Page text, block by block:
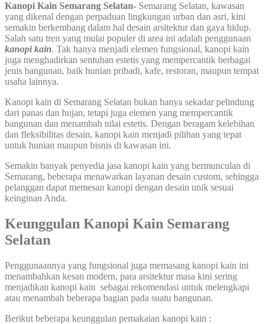
Kanopi Kain Semarang Selatan- Semarang Selatan, kawasan
yang dikenal dengan perpaduan lingkungan urban dan asri, kini
semakin berkembang dalam hal desain arsitektur dan gaya hidup.
Salah satu tren yang mulai populer di area ini adalah penggunaan
kanopi kain. Tak hanya menjadi elemen fungsional, kanopi kain
juga menghadirkan sentuhan estetis yang mempercantik berbagai
jenis bangunan, baik hunian pribadi, kafe, restoran, maupun tempat
usaha lainnya.
Kanopi kain di Semarang Selatan bukan hanya sekadar pelindung
dari panas dan hujan, tetapi juga elemen yang mempercantik
bangunan dan menambah nilai estetis. Dengan beragam kelebihan
dan fleksibilitas desain, kanopi kain menjadi pilihan yang tepat
untuk hunian maupun bisnis di kawasan ini.
Semakin banyak penyedia jasa kanopi kain yang bermunculan di
Semarang, beberapa menawarkan layanan desain custom, sehingga
pelanggan dapat memesan kanopi dengan desain unik sesuai
keinginan Anda.
Keunggulan Kanopi Kain Semarang
Selatan
Penggunaannya yang fungsional juga memasang kanopi kain ini
menambahkan kesan modern, para arsitektur masa kini sering
menjadikan kanopi kain sebagai rekomendasi untuk melengkapi
atau menambah beberapa bagian pada suatu bangunan.
Berikut beberapa keunggulan pemakaian kanopi kain :